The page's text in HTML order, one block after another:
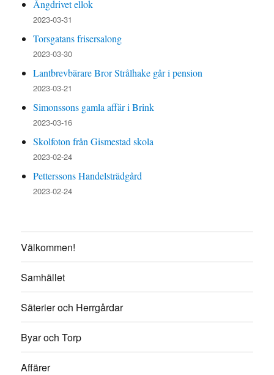
Ångdrivet ellok
2023-03-31
Torsgatans frisersalong
2023-03-30
Lantbrevbärare Bror Strålhake går i pension
2023-03-21
Simonssons gamla affär i Brink
2023-03-16
Skolfoton från Gismestad skola
2023-02-24
Petterssons Handelsträdgård
2023-02-24
Välkommen!
Samhället
Säterier och Herrgårdar
Byar och Torp
Affärer